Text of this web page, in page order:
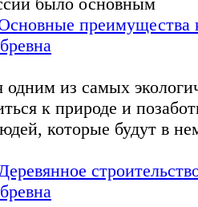
преимущества
одним из самых
к природе и
которые будут в
Деревянное